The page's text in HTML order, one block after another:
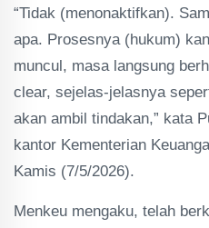
“Tidak (menonaktifkan).
apa. Prosesnya (hukum)
muncul, masa langsung
clear, sejelas-jelasnya
akan ambil tindakan,” kata
kantor Kementerian
Kamis (7/5/2026).
Menkeu mengaku, telah